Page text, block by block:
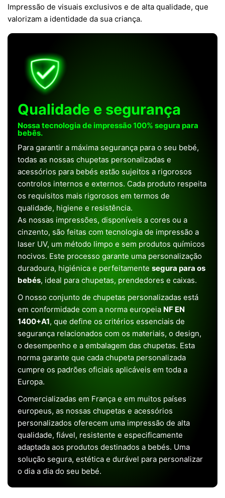
Impressão de visuais exclusivos e de alta qualidade, que
valorizam a identidade da sua criança.
Qualidade e segurança
Nossa tecnologia de impressão 100% segura para
bebês.
Para garantir a máxima segurança para o seu bebé,
todas as nossas chupetas personalizadas e
acessórios para bebés estão sujeitos a rigorosos
controlos internos e externos. Cada produto respeita
os requisitos mais rigorosos em termos de
qualidade, higiene e resistência.
As nossas impressões, disponíveis a cores ou a
cinzento, são feitas com tecnologia de impressão a
laser UV, um método limpo e sem produtos químicos
nocivos. Este processo garante uma personalização
duradoura, higiénica e perfeitamente segura para os
bebés, ideal para chupetas, prendedores e caixas.
O nosso conjunto de chupetas personalizadas está
em conformidade com a norma europeia NF EN
1400+A1, que define os critérios essenciais de
segurança relacionados com os materiais, o design,
o desempenho e a embalagem das chupetas. Esta
norma garante que cada chupeta personalizada
cumpre os padrões oficiais aplicáveis em toda a
Europa.
Comercializadas em França e em muitos países
europeus, as nossas chupetas e acessórios
personalizados oferecem uma impressão de alta
qualidade, fiável, resistente e especificamente
adaptada aos produtos destinados a bebés. Uma
solução segura, estética e durável para personalizar
o dia a dia do seu bebé.